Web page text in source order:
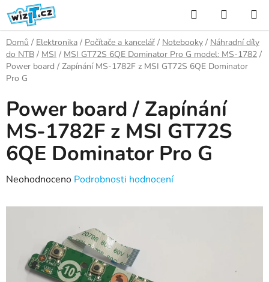
Přejít
na
obsah
Hledat
KOŠÍK
Domů / Elektronika / Počítače a kancelář / Notebooky / Náhradní díly
do NTB / MSI / MSI GT72S 6QE Dominator Pro G model: MS-1782 /
Power board / Zapínání MS-1782F z MSI GT72S 6QE Dominator
Pro G
Power board / Zapínání
MS-1782F z MSI GT72S
6QE Dominator Pro G
Průměrné
Neohodnoceno Podrobnosti hodnocení